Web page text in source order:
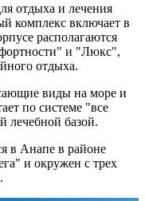
отдыха и лечения
комплекс включает в
располагаются
и "Люкс",
отдыха.
виды на море и
по системе "все
лечебной базой.
в Анапе в районе
и окружен с трех